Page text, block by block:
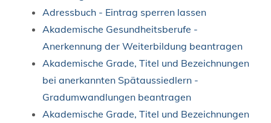
Adressbuch - Eintrag sperren lassen
Akademische Gesundheitsberufe -
Anerkennung der Weiterbildung beantragen
Akademische Grade, Titel und Bezeichnungen
bei anerkannten Spätaussiedlern -
Gradumwandlungen beantragen
Akademische Grade, Titel und Bezeichnungen